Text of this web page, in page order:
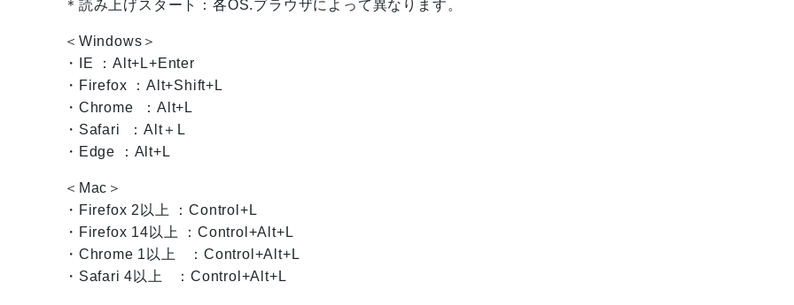
＊読み上げスタート：各OS.ブラウザによって異なります。
＜Windows＞
・IE ：Alt+L+Enter
・Firefox ：Alt+Shift+L
・Chrome ：Alt+L
・Safari ：Alt＋L
・Edge ：Alt+L
＜Mac＞
・Firefox 2以上 ：Control+L
・Firefox 14以上 ：Control+Alt+L
・Chrome 1以上 ：Control+Alt+L
・Safari 4以上 ：Control+Alt+L